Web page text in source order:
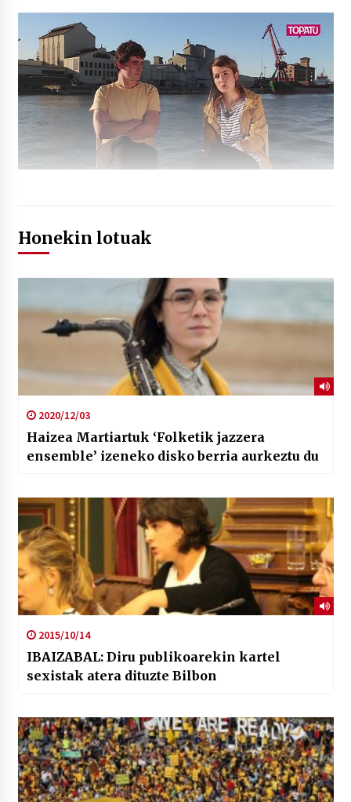
Honekin lotuak
2020/12/03
Haizea Martiartuk ‘Folketik jazzera
ensemble’ izeneko disko berria aurkeztu du
2015/10/14
IBAIZABAL: Diru publikoarekin kartel
sexistak atera dituzte Bilbon